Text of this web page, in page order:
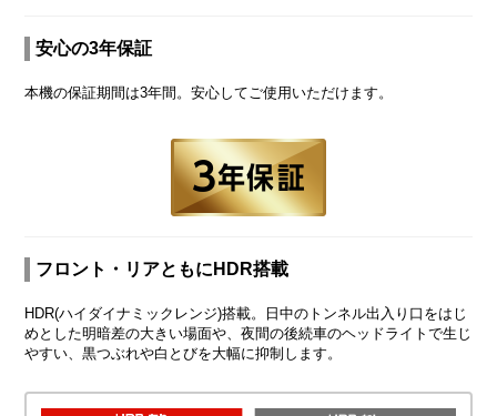
安心の3年保証
本機の保証期間は3年間。安心してご使用いただけます。
フロント・リアともにHDR搭載
HDR(ハイダイナミックレンジ)搭載。日中のトンネル出入り口をはじ
めとした明暗差の大きい場面や、夜間の後続車のヘッドライトで生じ
やすい、黒つぶれや白とびを大幅に抑制します。